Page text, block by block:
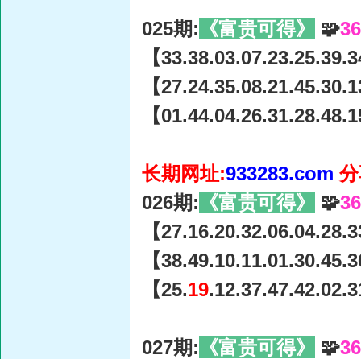
025期: 《富贵可得》 🧩
【
【
【
长期网址:933283.com
026期: 《富贵可得》 🧩
【
【
【25.19
027期: 《富贵可得》 🧩